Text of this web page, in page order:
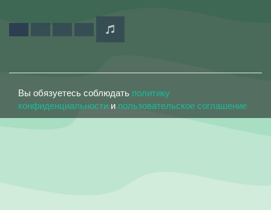
Вы обязуетесь соблюдать политику
конфиденциальности и пользовательское соглашение